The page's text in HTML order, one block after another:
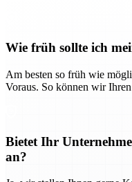
Wie früh sollte ich
Am besten so früh wie
Voraus. So können wir
Bietet Ihr
an?